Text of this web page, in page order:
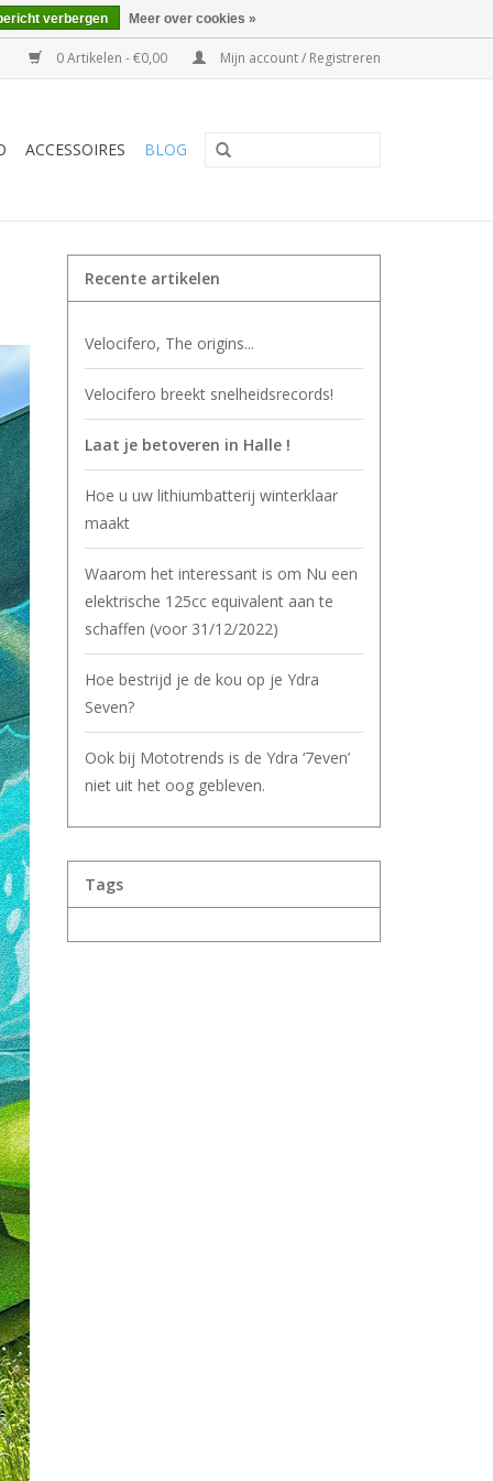
0 Artikelen - €0,00 Mijn account / Registreren
ACCESSOIRES BLOG
Recente artikelen
Velocifero, The origins...
Velocifero breekt snelheidsrecords!
Laat je betoveren in Halle !
Hoe u uw lithiumbatterij winterklaar
maakt
Waarom het interessant is om Nu een
elektrische 125cc equivalent aan te
schaffen (voor 31/12/2022)
Hoe bestrijd je de kou op je Ydra
Seven?
Ook bij Mototrends is de Ydra ‘7even’
niet uit het oog gebleven.
Tags
verbergen Meer over cookies »